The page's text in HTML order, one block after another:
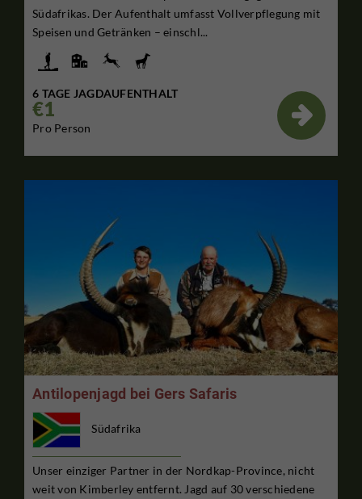
Südafrikas. Der Aufenthalt umfasst Vollverpflegung mit
Speisen und Getränken – einschl...
6 TAGE JAGDAUFENTHALT
€1
Pro Person

Antilopenjagd bei Gers Safaris
Südafrika
Unser einziger Partner in der Nordkap-Province, nicht
weit von Kimberley entfernt. Jagd auf 30 verschiedene